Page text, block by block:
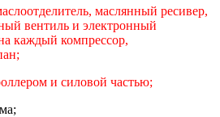
маслянный ресивер,
вентиль и электронный
каждый компрессор,
и силовой частью;